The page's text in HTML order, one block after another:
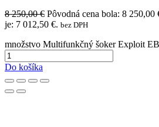
8 250,00€ Pôvodná cena bola: 8 250,00
je: 7 012,50 €. bez DPH
množstvo Multifunkčný šoker Exploit
Do košíka